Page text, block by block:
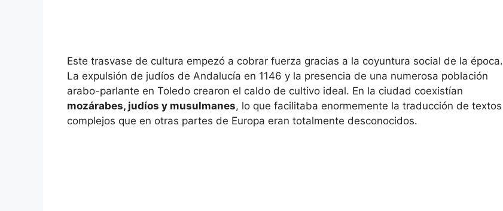
Este trasvase de cultura empezó a cobrar fuerza gracias a la coyuntura social de la época.
La expulsión de judíos de Andalucía en 1146 y la presencia de una numerosa población
arabo-parlante en Toledo crearon el caldo de cultivo ideal. En la ciudad coexistían
mozárabes, judíos y musulmanes, lo que facilitaba enormemente la traducción de textos
complejos que en otras partes de Europa eran totalmente desconocidos.